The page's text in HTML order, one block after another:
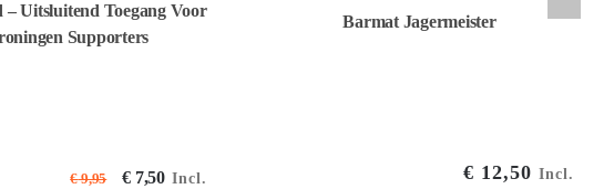
– Uitsluitend Toegang Voor
Supporters
€9,95
Oorspronkelijke
€ 7,50Huidige
Incl.
Barmat Jagermeister
€ 12,50 Incl.